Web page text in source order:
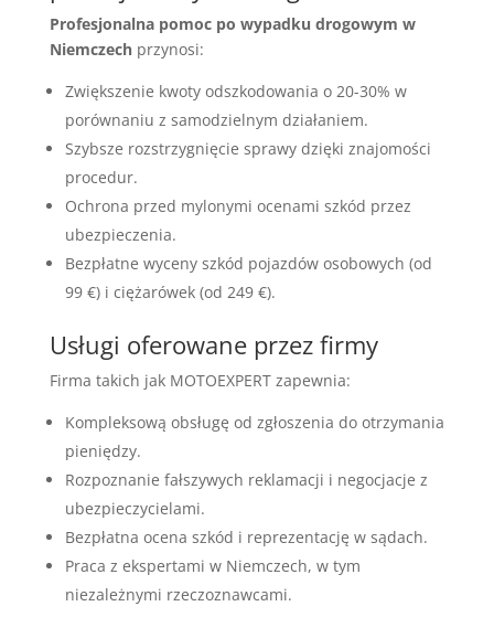
Profesjonalna pomoc po wypadku drogowym w
Niemczechprzynosi:
Zwiększenie kwoty odszkodowania o 20-30% w
porównaniu z samodzielnym działaniem.
Szybsze rozstrzygnięcie sprawy dzięki znajomości
procedur.
Ochrona przed mylonymi ocenami szkód przez
ubezpieczenia.
Bezpłatne wyceny szkód pojazdów osobowych (od
99 €) i ciężarówek (od 249 €).
Usługi oferowane przez firmy
Firma takich jak MOTOEXPERT zapewnia:
Kompleksową obsługę od zgłoszenia do otrzymania
pieniędzy.
Rozpoznanie fałszywych reklamacji i negocjacje z
ubezpieczycielami.
Bezpłatna ocena szkód i reprezentację w sądach.
Praca z ekspertami w Niemczech, w tym
niezależnymi rzeczoznawcami.